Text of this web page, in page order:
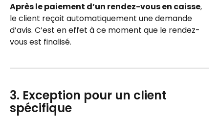
Après le paiement d’un rendez-vous en caisse,
le client reçoit automatiquement une demande
d’avis. C’est en effet à ce moment que le rendez-
vous est finalisé.
3. Exception pour un client
spécifique